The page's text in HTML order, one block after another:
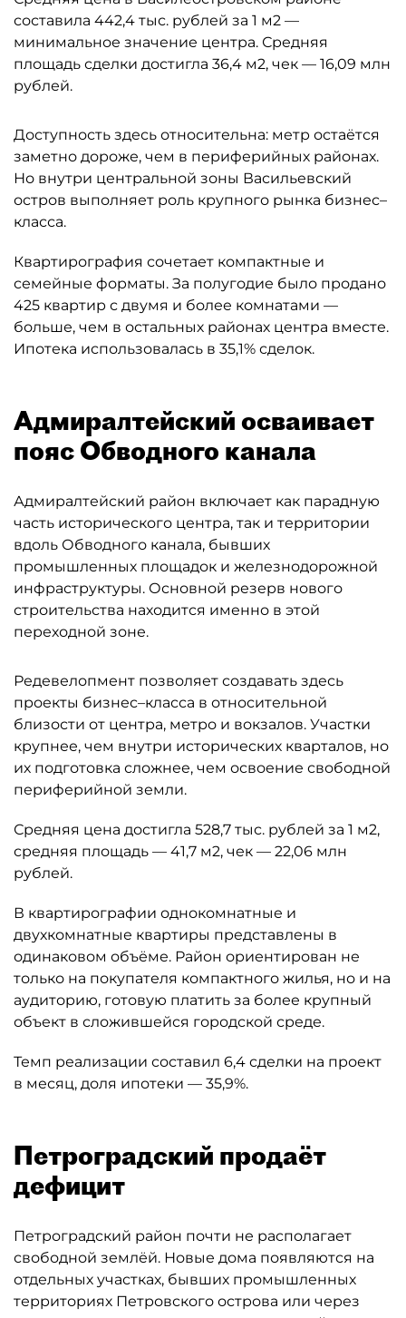
составила 442,4 тыс. рублей за 1 м2 —
минимальное значение центра. Средняя
площадь сделки достигла 36,4 м2, чек — 16,09 млн
рублей.
Доступность здесь относительна: метр остаётся
заметно дороже, чем в периферийных районах.
Но внутри центральной зоны Васильевский
остров выполняет роль крупного рынка бизнес–
класса.
Квартирография сочетает компактные и
семейные форматы. За полугодие было продано
425 квартир с двумя и более комнатами —
больше, чем в остальных районах центра вместе.
Ипотека использовалась в 35,1% сделок.
Адмиралтейский осваивает
пояс Обводного канала
Адмиралтейский район включает как парадную
часть исторического центра, так и территории
вдоль Обводного канала, бывших
промышленных площадок и железнодорожной
инфраструктуры. Основной резерв нового
строительства находится именно в этой
переходной зоне.
Редевелопмент позволяет создавать здесь
проекты бизнес–класса в относительной
близости от центра, метро и вокзалов. Участки
крупнее, чем внутри исторических кварталов, но
их подготовка сложнее, чем освоение свободной
периферийной земли.
Средняя цена достигла 528,7 тыс. рублей за 1 м2,
средняя площадь — 41,7 м2, чек — 22,06 млн
рублей.
В квартирографии однокомнатные и
двухкомнатные квартиры представлены в
одинаковом объёме. Район ориентирован не
только на покупателя компактного жилья, но и на
аудиторию, готовую платить за более крупный
объект в сложившейся городской среде.
Темп реализации составил 6,4 сделки на проект
в месяц, доля ипотеки — 35,9%.
Петроградский продаёт
дефицит
Петроградский район почти не располагает
свободной землёй. Новые дома появляются на
отдельных участках, бывших промышленных
территориях Петровского острова или через